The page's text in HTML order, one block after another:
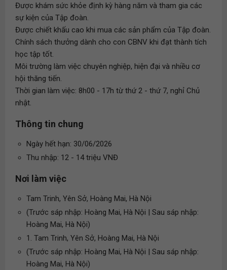
Được khám sức khỏe định kỳ hàng năm và tham gia các
sự kiện của Tập đoàn.
Được chiết khấu cao khi mua các sản phẩm của Tập đoàn.
Chính sách thưởng dành cho con CBNV khi đạt thành tích
học tập tốt.
Môi trường làm việc chuyên nghiệp, hiện đại và nhiều cơ
hội thăng tiến.
Thời gian làm việc: 8h00 - 17h từ thứ 2 - thứ 7, nghỉ Chủ
nhật.
Thông tin chung
Ngày hết hạn: 30/06/2026
Thu nhập: 12 - 14 triệu VNĐ
Nơi làm việc
Tam Trinh, Yên Sở, Hoàng Mai, Hà Nội
(Trước sáp nhập: Hoàng Mai, Hà Nội | Sau sáp nhập:
Hoàng Mai, Hà Nội)
1. Tam Trinh, Yên Sở, Hoàng Mai, Hà Nội
(Trước sáp nhập: Hoàng Mai, Hà Nội | Sau sáp nhập:
Hoàng Mai, Hà Nội)